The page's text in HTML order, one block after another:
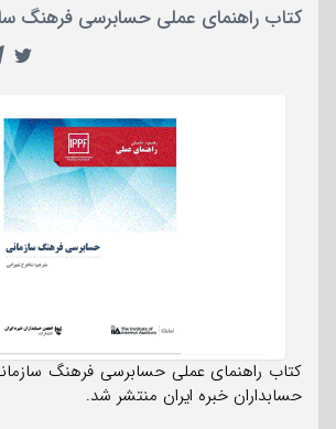
کتاب راهنمای عملی حسابرسی فرهنگ
کتاب راهنمای عملی حسابرسی فرهنگ
حسابداران خبره ایران منتشر شد.